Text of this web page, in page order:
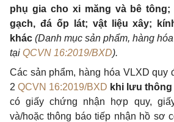
phụ gia cho xi măng và bê
gạch, đá ốp lát; vật liệu xây;
khác (Danh mục sản phẩm, hàng
tại QCVN 16:2019/BXD).
Các sản phẩm, hàng hóa VLXD quy
2 QCVN 16:2019/BXD khi lưu
có giấy chứng nhận hợp quy,
và/hoặc thông báo tiếp nhận hồ sơ